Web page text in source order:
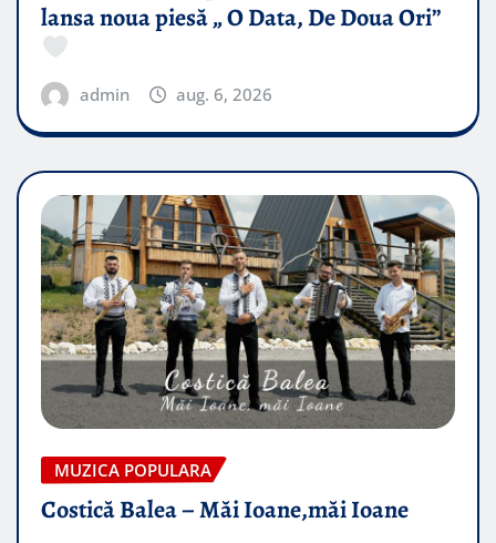
lansa noua piesă „ O Data, De Doua Ori”
admin aug. 6, 2026
MUZICA POPULARA
Costică Balea – Măi Ioane,măi Ioane